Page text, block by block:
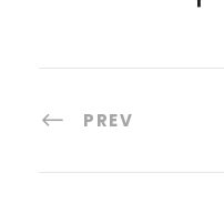
PREV